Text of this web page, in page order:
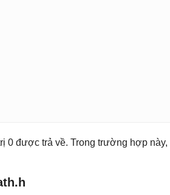
0 được trả về. Trong trường hợp này,